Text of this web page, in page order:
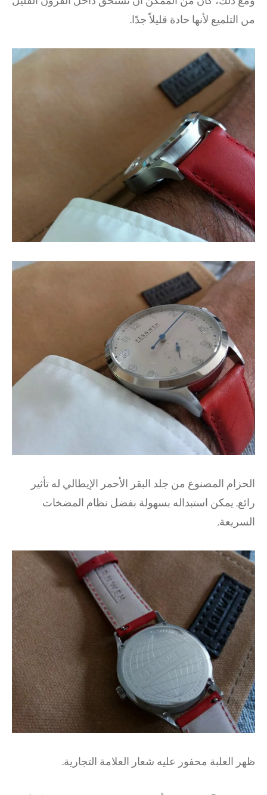
من التلميع لأنها حادة قليلاً جدًا.
الحزام المصنوع من جلد البقر الأحمر الإيطالي له تأثير
رائع. يمكن استبداله بسهولة بفضل نظام المضخات
السريعة.
ظهر العلبة محفور عليه شعار العلامة التجارية.